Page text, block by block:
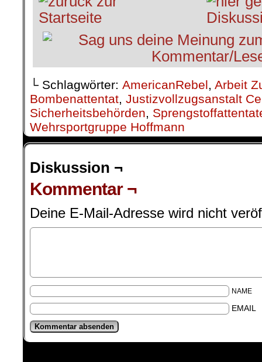
└ Schlagwörter: AmericanRebel Arbeit
Bombenattentat Justizvollzugsanstalt
Sicherheitsbehörden
Wehrsportgruppe Hoffmann
Diskussion ¬
Kommentar ¬
Deine E-Mail-Adresse wird nicht
NAME
EMAIL